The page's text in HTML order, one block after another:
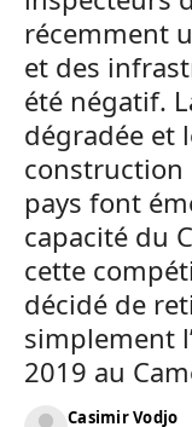
récemment
et des
été négatif.
dégradée et
pays font
capacité du
cette
décidé de
simplement
2019 au
Casimir Vodjo